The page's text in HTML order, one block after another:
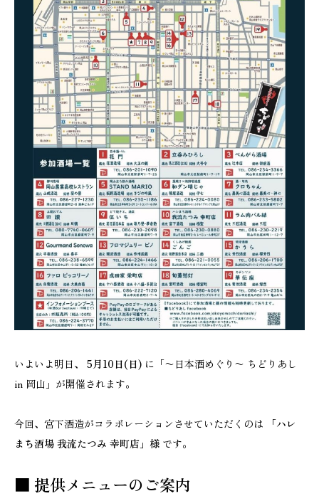
いよいよ明日、 5月10日(日) に「〜日本酒めぐり〜 ちどりあし
in 岡山」が開催されます。
今回、宮下酒造がコラボレーションさせていただくのは
「ハレ
まち酒場 我流たつみ 幸町店」様 です。
■ 提供メニューのご案内